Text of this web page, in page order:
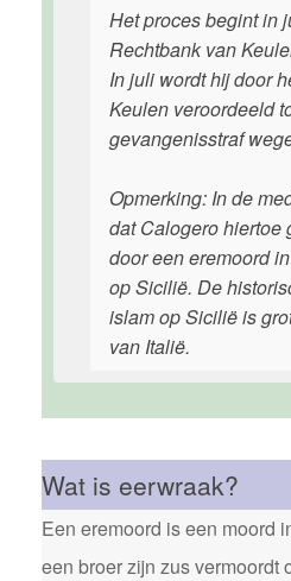
Het proces begint in
Rechtbank van
In juli wordt hij door
Keulen veroordeeld
gevangenisstraf
Opmerking: In de
dat Calogero hiertoe
door een eremoord
op Sicilië. De
islam op Sicilië is
van Italië.
Wat is eerwraak?
Een eremoord is een moord
een broer zijn zus vermoordt